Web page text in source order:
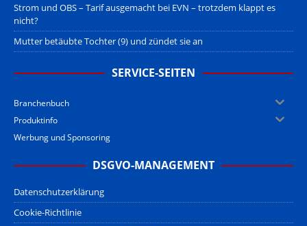
Strom und OBS – Tarif ausgemacht bei EVN – trotzdem klappt es
nicht?
Mutter betäubte Tochter (9) und zündet sie an
SERVICE-SEITEN
Branchenbuch
Produktinfo
Werbung und Sponsoring
DSGVO-MANAGEMENT
Datenschutzerklärung
Cookie-Richtlinie